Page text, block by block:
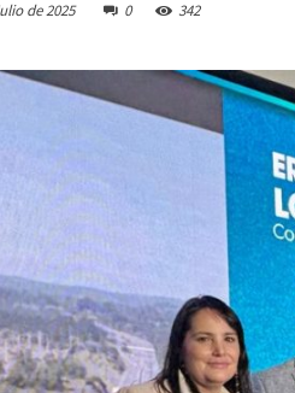
de 2025 0 342